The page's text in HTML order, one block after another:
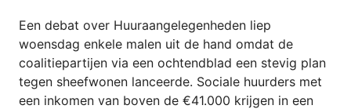
Een debat over Huuraangelegenheden liep
woensdag enkele malen uit de hand omdat de
coalitiepartijen via een ochtendblad een stevig plan
tegen sheefwonen lanceerde. Sociale huurders met
een inkomen van boven de €41.000 krijgen in een